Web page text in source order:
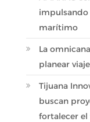
impulsando
marítimo
La
planear
Tijuana
buscan
fortalecer